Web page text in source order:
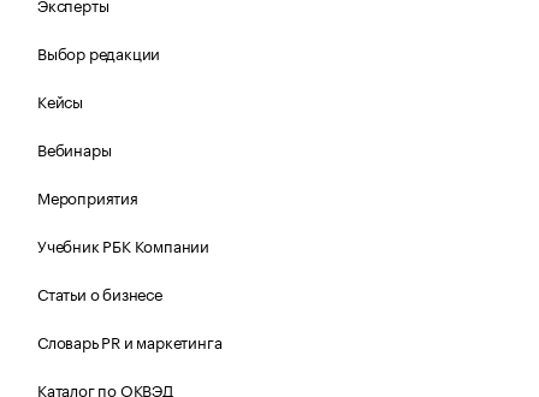
Выбор редакции
Кейсы
Вебинары
Мероприятия
Учебник РБК Компании
Статьи о бизнесе
Словарь PR и маркетинга
Каталог по ОКВЭД